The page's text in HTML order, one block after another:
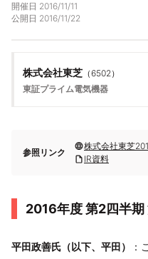
開催日 2016/11/11
公開日 2016/11/22
株式会社東芝 （6502）
東証プライム電気機器
参照リンク
株式会社東芝
IR資料
2016年度 第2四半期
平田政善氏（以下、平田）
：